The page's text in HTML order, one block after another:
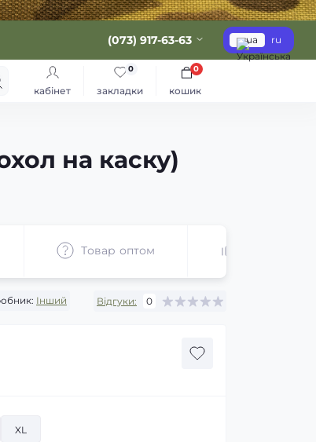
(073) 917-63-63 ua ru
кабінет закладки
0
кошик
0
на каску)
Товар оптом
Інший Відгуки: 0
XL